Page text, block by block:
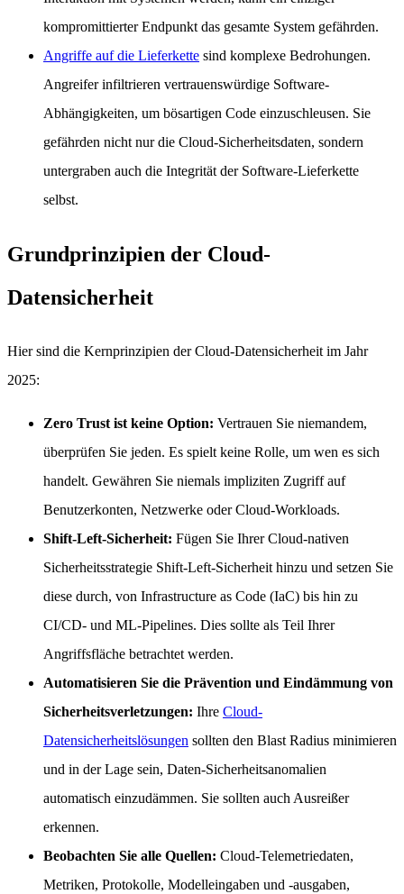
kompromittierter Endpunkt das gesamte System gefährden.
Angriffe auf die Lieferkette sind komplexe Bedrohungen.
Angreifer infiltrieren vertrauenswürdige Software-
Abhängigkeiten, um bösartigen Code einzuschleusen. Sie
gefährden nicht nur die Cloud-Sicherheitsdaten, sondern
untergraben auch die Integrität der Software-Lieferkette
selbst.
Grundprinzipien der Cloud-
Datensicherheit
Hier sind die Kernprinzipien der Cloud-Datensicherheit im Jahr
2025:
Zero Trust ist keine Option: Vertrauen Sie niemandem,
überprüfen Sie jeden. Es spielt keine Rolle, um wen es sich
handelt. Gewähren Sie niemals impliziten Zugriff auf
Benutzerkonten, Netzwerke oder Cloud-Workloads.
Shift-Left-Sicherheit: Fügen Sie Ihrer Cloud-nativen
Sicherheitsstrategie Shift-Left-Sicherheit hinzu und setzen Sie
diese durch, von Infrastructure as Code (IaC) bis hin zu
CI/CD- und ML-Pipelines. Dies sollte als Teil Ihrer
Angriffsfläche betrachtet werden.
Automatisieren Sie die Prävention und Eindämmung von
Sicherheitsverletzungen: Ihre Cloud-
Datensicherheitslösungen sollten den Blast Radius minimieren
und in der Lage sein, Daten-Sicherheitsanomalien
automatisch einzudämmen. Sie sollten auch Ausreißer
erkennen.
Beobachten Sie alle Quellen: Cloud-Telemetriedaten,
Metriken, Protokolle, Modelleingaben und -ausgaben,